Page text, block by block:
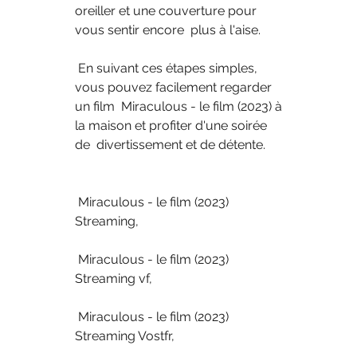
oreiller et une couverture pour
vous sentir encore  plus à l'aise.
vous pouvez facilement regarder
un film  Miraculous - le film (2023) à
la maison et profiter d'une soirée
de  divertissement et de détente.
Streaming,
Streaming vf,
Streaming Vostfr,